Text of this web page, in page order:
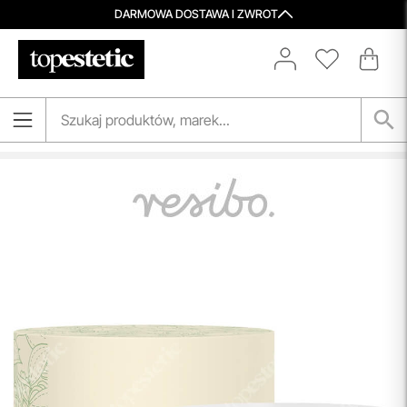
DARMOWA DOSTAWA I ZWROT
Porady Kosmetologów
indywidualnej konsultacji kosmetologicznej, która
odkrywanie nowych produktów i doświadczanie
pielęgnacji w najlepszym wydaniu — świadomie, z troską o
Ciebie i Twoją skórę.
przeczytaj więcej